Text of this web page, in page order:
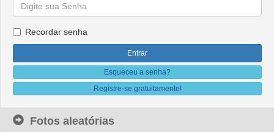
Recordar senha
Esqueceu a senha?
Registre-se gratuitamente!
Fotos aleatórias